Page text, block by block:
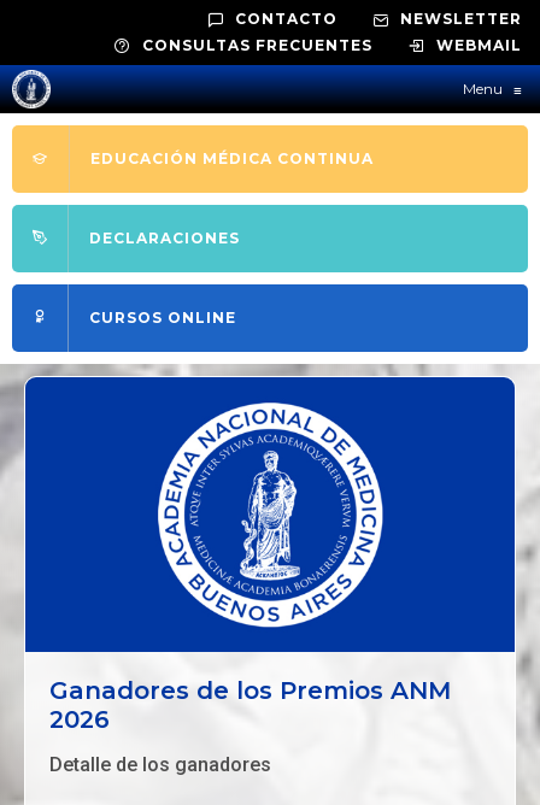
CONTACTO
NEWSLETTER
CONSULTAS FRECUENTES
WEBMAIL
Menu≡
EDUCACIÓN MÉDICA CONTINUA
DECLARACIONES
CURSOS ONLINE
Ganadores de los Premios ANM
2026
Detalle de los ganadores